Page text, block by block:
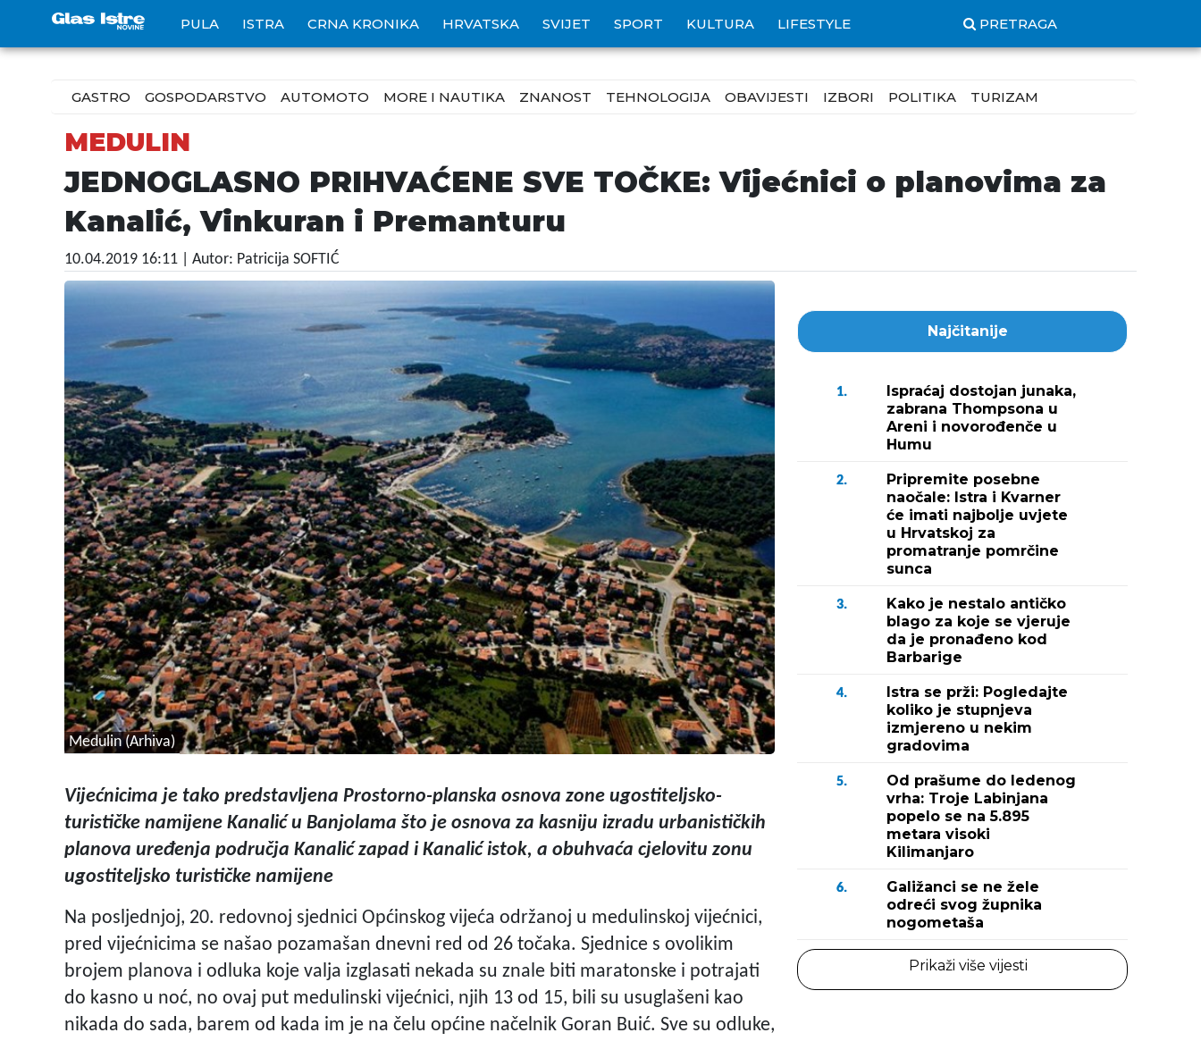
PULA ISTRA CRNA KRONIKA HRVATSKA SVIJET SPORT KULTURA LIFESTYLE PRETRAGA
GASTRO GOSPODARSTVO AUTOMOTO MORE I NAUTIKA ZNANOST TEHNOLOGIJA OBAVIJESTI IZBORI POLITIKA TURIZAM
MEDULIN
JEDNOGLASNO PRIHVAĆENE SVE TOČKE: Vijećnici o planovima za
Kanalić, Vinkuran i Premanturu
10.04.2019 16:11 | Autor: Patricija SOFTIĆ
Medulin (Arhiva)
Vijećnicima je tako predstavljena Prostorno-planska osnova zone ugostiteljsko-
turističke namijene Kanalić u Banjolama što je osnova za kasniju izradu urbanističkih
planova uređenja područja Kanalić zapad i Kanalić istok, a obuhvaća cjelovitu zonu
ugostiteljsko turističke namijene
Na posljednjoj, 20. redovnoj sjednici Općinskog vijeća održanoj u medulinskoj vijećnici,
pred vijećnicima se našao pozamašan dnevni red od 26 točaka. Sjednice s ovolikim
brojem planova i odluka koje valja izglasati nekada su znale biti maratonske i potrajati
do kasno u noć, no ovaj put medulinski vijećnici, njih 13 od 15, bili su usuglašeni kao
nikada do sada, barem od kada im je na čelu općine načelnik Goran Buić. Sve su odluke,
Najčitanije
1.
Ispraćaj dostojan junaka,
zabrana Thompsona u
Areni i novorođenče u
Humu
2.
Pripremite posebne
naočale: Istra i Kvarner
će imati najbolje uvjete
u Hrvatskoj za
promatranje pomrčine
sunca
3.
Kako je nestalo antičko
blago za koje se vjeruje
da je pronađeno kod
Barbarige
4.
Istra se prži: Pogledajte
koliko je stupnjeva
izmjereno u nekim
gradovima
5.
Od prašume do ledenog
vrha: Troje Labinjana
popelo se na 5.895
metara visoki
Kilimanjaro
6.
Galižanci se ne žele
odreći svog župnika
nogometaša
Prikaži više vijesti